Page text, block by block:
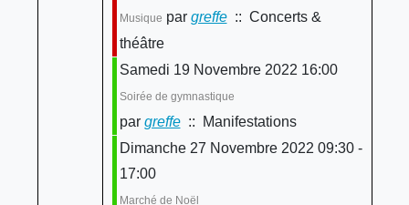
Musique par greffe:: Concerts &
théâtre
Samedi 19 Novembre 2022 16:00
Soirée de gymnastique
par greffe:: Manifestations
Dimanche 27 Novembre 2022 09:30 -
17:00
Marché de Noël